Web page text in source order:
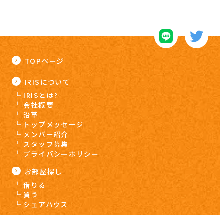
TOPページ
IRISについて
IRISとは?
会社概要
沿革
トップメッセージ
メンバー紹介
スタッフ募集
プライバシーポリシー
お部屋探し
借りる
買う
シェアハウス